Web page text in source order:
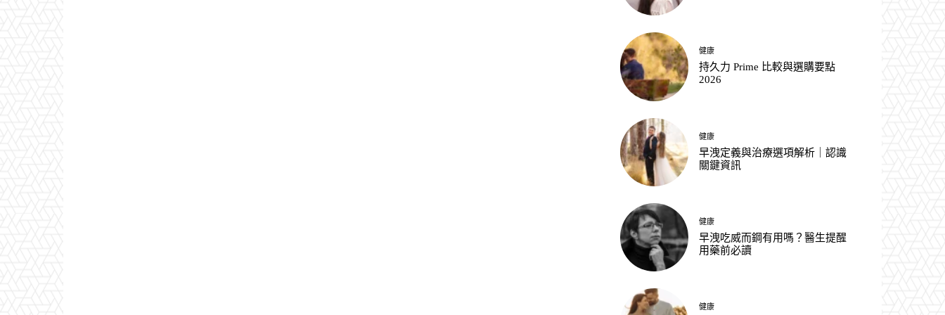
健康
持久力 Prime 比較與選購要點
2026
健康
早洩定義與治療選項解析｜認識
關鍵資訊
健康
早洩吃威而鋼有用嗎？醫生提醒
用藥前必讀
健康